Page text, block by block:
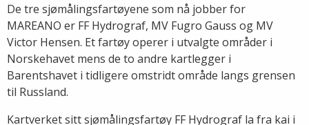
De tre sjømålingsfartøyene som nå jobber for
MAREANO er FF Hydrograf, MV Fugro Gauss og MV
Victor Hensen. Et fartøy operer i utvalgte områder i
Norskehavet mens de to andre kartlegger i
Barentshavet i tidligere omstridt område langs grensen
til Russland.
Kartverket sitt sjømålingsfartøy FF Hydrograf la fra kai i